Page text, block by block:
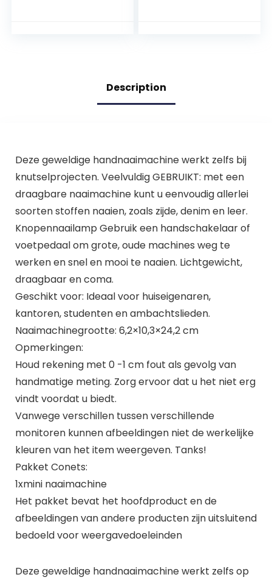
Description
Deze geweldige handnaaimachine werkt zelfs bij
knutselprojecten. Veelvuldig GEBRUIKT: met een
draagbare naaimachine kunt u eenvoudig allerlei
soorten stoffen naaien, zoals zijde, denim en leer.
Knopennaailamp Gebruik een handschakelaar of
voetpedaal om grote, oude machines weg te
werken en snel en mooi te naaien. Lichtgewicht,
draagbaar en coma.
Geschikt voor: Ideaal voor huiseigenaren,
kantoren, studenten en ambachtslieden.
Naaimachinegrootte: 6,2×10,3×24,2 cm
Opmerkingen:
Houd rekening met 0 -1 cm fout als gevolg van
handmatige meting. Zorg ervoor dat u het niet erg
vindt voordat u biedt.
Vanwege verschillen tussen verschillende
monitoren kunnen afbeeldingen niet de werkelijke
kleuren van het item weergeven. Tanks!
Pakket Conets:
1xmini naaimachine
Het pakket bevat het hoofdproduct en de
afbeeldingen van andere producten zijn uitsluitend
bedoeld voor weergavedoeleinden
Deze geweldige handnaaimachine werkt zelfs op